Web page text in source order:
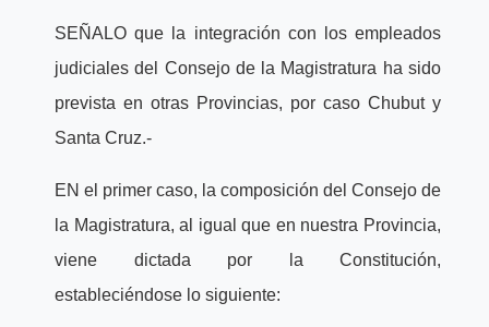
SEÑALO que la integración con los empleados
judiciales del Consejo de la Magistratura ha sido
prevista en otras Provincias, por caso Chubut y
Santa Cruz.-
EN el primer caso, la composición del Consejo de
la Magistratura, al igual que en nuestra Provincia,
viene dictada por la Constitución,
estableciéndose lo siguiente: